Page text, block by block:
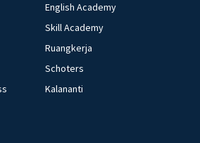
English Academy
Skill Academy
Ruangkerja
Schoters
Kalananti